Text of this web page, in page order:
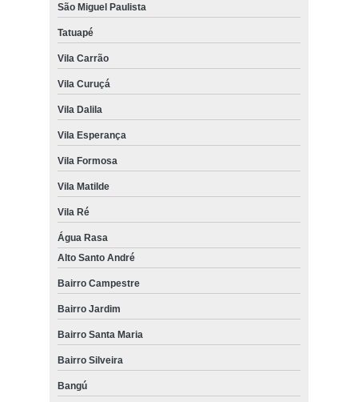
São Miguel Paulista
Tatuapé
Vila Carrão
Vila Curuçá
Vila Dalila
Vila Esperança
Vila Formosa
Vila Matilde
Vila Ré
Água Rasa
Alto Santo André
Bairro Campestre
Bairro Jardim
Bairro Santa Maria
Bairro Silveira
Bangú